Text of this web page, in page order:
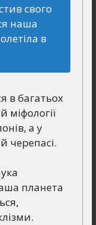
свого
наша
в
в багатьох
міфології
а у
черепасі.
планета